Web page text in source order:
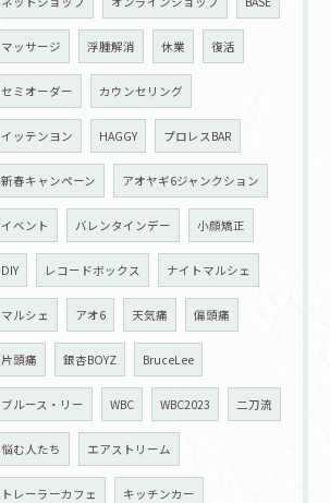
マッサージ 浮腫解消 休業 復活
セミオーダー カウンセリング
イッテンヨン HAGGY プロレスBAR
新春キャンペーン アオヤギ6ジャンクション
イベント バレンタインデー 小顔矯正
DIY レコードボックス ナイトマルシェ
マルシェ アオ6 天気痛 偏頭痛
片頭痛 銀杏BOYZ BruceLee
ブルース・リー WBC WBC2023 二刀流
悩む人たち エアストリーム
トレーラーカフェ キッチンカー